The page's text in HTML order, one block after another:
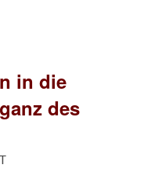
in die
des